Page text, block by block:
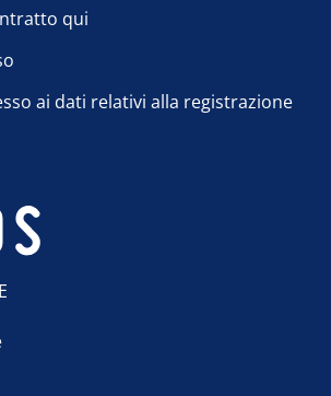
qui
ai dati relativi alla registrazione